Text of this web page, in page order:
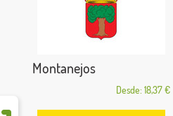
Montanejos
Desde: 18,37 €